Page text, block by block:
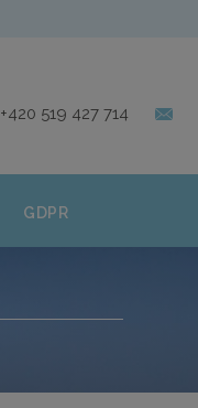
+420 519 427 714
GDPR